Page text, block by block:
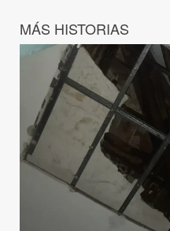
MÁS HISTORIAS